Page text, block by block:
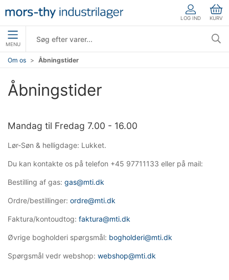
LOG IND KURV
MENU
Om os Åbningstider
Åbningstider
Mandag til Fredag 7.00 - 16.00
Lør-Søn & helligdage: Lukket.
Du kan kontakte os på telefon +45 97711133 eller på mail:
Bestilling af gas: gas@mti.dk
Ordre/bestillinger: ordre@mti.dk
Faktura/kontoudtog: faktura@mti.dk
Øvrige bogholderi spørgsmål: bogholderi@mti.dk
Spørgsmål vedr webshop: webshop@mti.dk